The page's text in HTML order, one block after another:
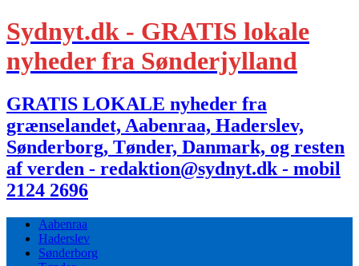
Sydnyt.dk - GRATIS lokale
nyheder fra Sønderjylland
GRATIS LOKALE nyheder fra
grænselandet, Aabenraa, Haderslev,
Sønderborg, Tønder, Danmark, og resten
af verden - redaktion@sydnyt.dk - mobil
2124 2696
Aabenraa
Haderslev
Sønderborg